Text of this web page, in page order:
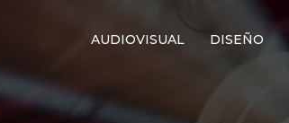
AUDIOVISUAL DISEÑO